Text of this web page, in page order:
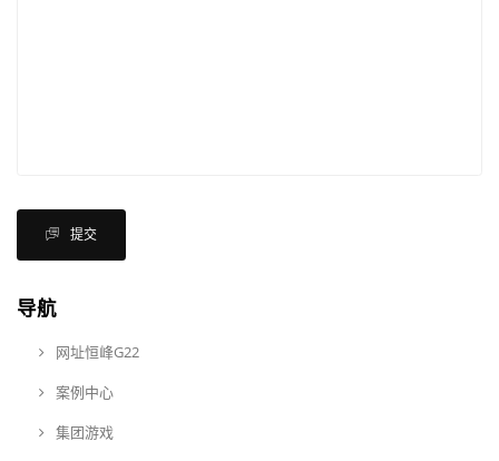
提交
导航
网址恒峰G22
案例中心
集团游戏